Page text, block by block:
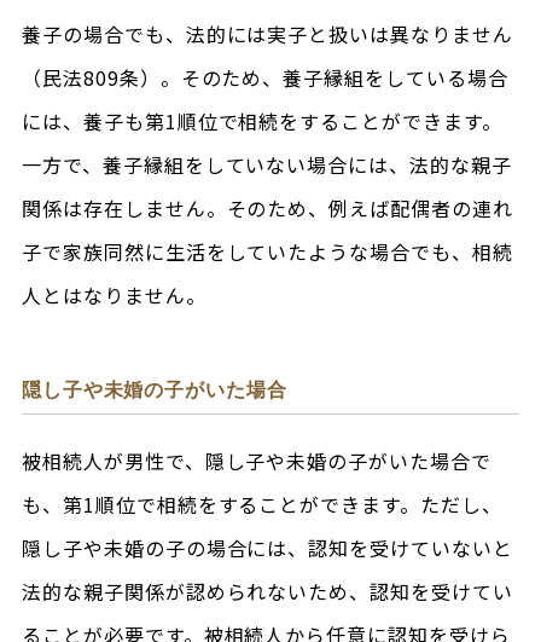
養子の場合でも、法的には実子と扱いは異なりません
（民法809条）。そのため、養子縁組をしている場合
には、養子も第1順位で相続をすることができます。
一方で、養子縁組をしていない場合には、法的な親子
関係は存在しません。そのため、例えば配偶者の連れ
子で家族同然に生活をしていたような場合でも、相続
人とはなりません。
隠し子や未婚の子がいた場合
被相続人が男性で、隠し子や未婚の子がいた場合で
も、第1順位で相続をすることができます。ただし、
隠し子や未婚の子の場合には、認知を受けていないと
法的な親子関係が認められないため、認知を受けてい
ることが必要です。被相続人から任意に認知を受けら